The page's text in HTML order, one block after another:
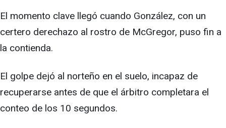
El momento clave llegó cuando González, con un
certero derechazo al rostro de McGregor, puso fin a
la contienda.
El golpe dejó al norteño en el suelo, incapaz de
recuperarse antes de que el árbitro completara el
conteo de los 10 segundos.